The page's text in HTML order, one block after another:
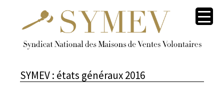
SYMEV : états généraux 2016